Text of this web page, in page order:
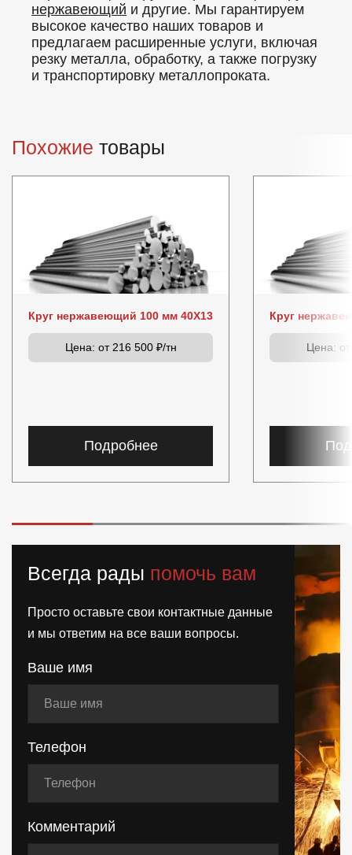
нержавеющий и другие. Мы гарантируем
высокое качество наших товаров и
предлагаем расширенные услуги, включая
резку металла, обработку, а также погрузку
и транспортировку металлопроката.
Похожие товары
Круг нержавеющий 100 мм 40Х13
Цена: от 216 500 ₽/тн
Подробнее
Круг
Цена:
Всегда рады помочь вам
Просто оставьте свои контактные данные
и мы ответим на все ваши вопросы.
Ваше имя
Телефон
Комментарий